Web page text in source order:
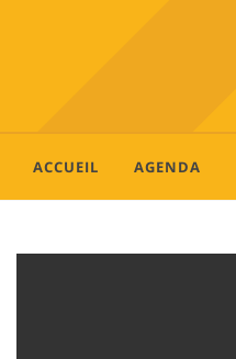
ACCUEIL AGENDA